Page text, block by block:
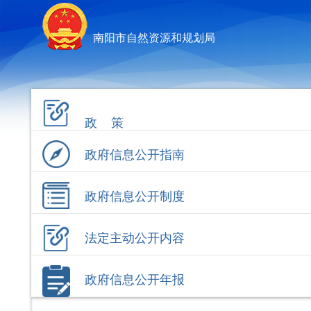
南阳市自然资源和规划局
政 策
政府信息公开指南
政府信息公开制度
法定主动公开内容
政府信息公开年报